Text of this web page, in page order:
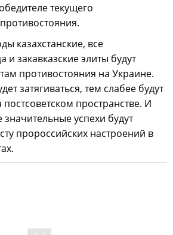
текущего
казахстанские, все
и закавказские элиты будут
противостояния на Украине.
затягиваться, тем слабее будут
пространстве. И
успехи будут
пророссийских настроений в